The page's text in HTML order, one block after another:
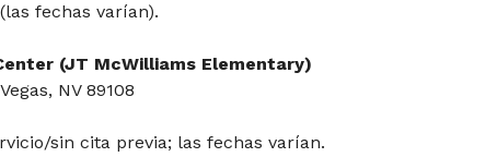
fechas varían).
(JT McWilliams Elementary)
NV 89108
sin cita previa; las fechas varían.